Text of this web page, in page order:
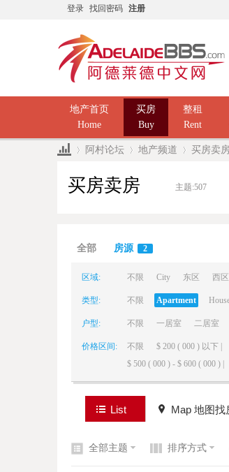
登录 找回密码 注册
地产首页
Home
买房
Buy
整租
Rent
阿村论坛 地产频道 买房卖房
买房卖房 主题:507
全部 房源 2
区域: 不限 City 东区 西区
类型: 不限 Apartment
户型: 不限 一居室 二居室
价格区间: 不限 $ 200 ( 000 ) 以下 |
$ 500 ( 000 ) - $ 600 ( 000 ) |
List Map 地图找
全部主题 排序方式